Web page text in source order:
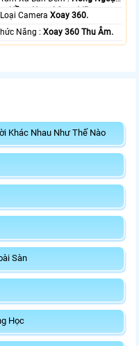
Hồng Ngoại Smart IR.
💦 Loại CameraXoay 360.
️ƒ Chức Năng :Xoay 360 Thu Âm.
Khác Nhau Như Thế Nào
Sàn
Học